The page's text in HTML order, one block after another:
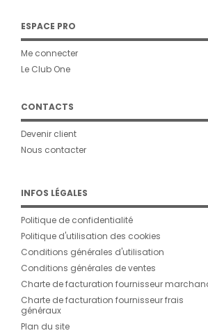
ESPACE PRO
Me connecter
Le Club One
CONTACTS
Devenir client
Nous contacter
INFOS LÉGALES
Politique de confidentialité
Politique d'utilisation des cookies
Conditions générales d'utilisation
Conditions générales de ventes
Charte de facturation fournisseur
Charte de facturation fournisseur frais
généraux
Plan du site